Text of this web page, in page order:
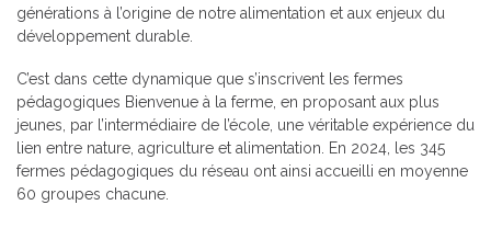
générations à l’origine de notre alimentation et aux enjeux du
développement durable.
C’est dans cette dynamique que s’inscrivent les fermes
pédagogiques Bienvenue à la ferme, en proposant aux plus
jeunes, par l’intermédiaire de l’école, une véritable expérience du
lien entre nature, agriculture et alimentation. En 2024, les 345
fermes pédagogiques du réseau ont ainsi accueilli en moyenne
60 groupes chacune.